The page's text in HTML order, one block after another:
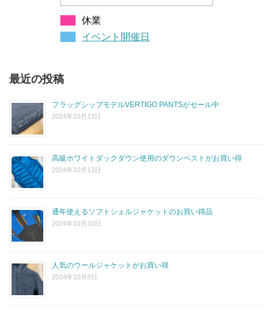
休業
イベント開催日
最近の投稿
フラッグシップモデルVERTIGO PANTSがセール中
2024年10月13日
高級ホワイトダックダウン使用のダウンベストがお買い得
2024年10月12日
通年使えるソフトシェルジャケットのお買い得品
2024年10月10日
人気のウールジャケットがお買い得
2024年10月8日